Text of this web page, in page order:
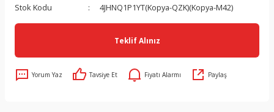
Stok Kodu
4JHNQ1P1YT(Kopya-QZK)(Kopya-M42)
Teklif Alınız
Yorum Yaz Tavsiye Et Fiyatı Alarmı Paylaş